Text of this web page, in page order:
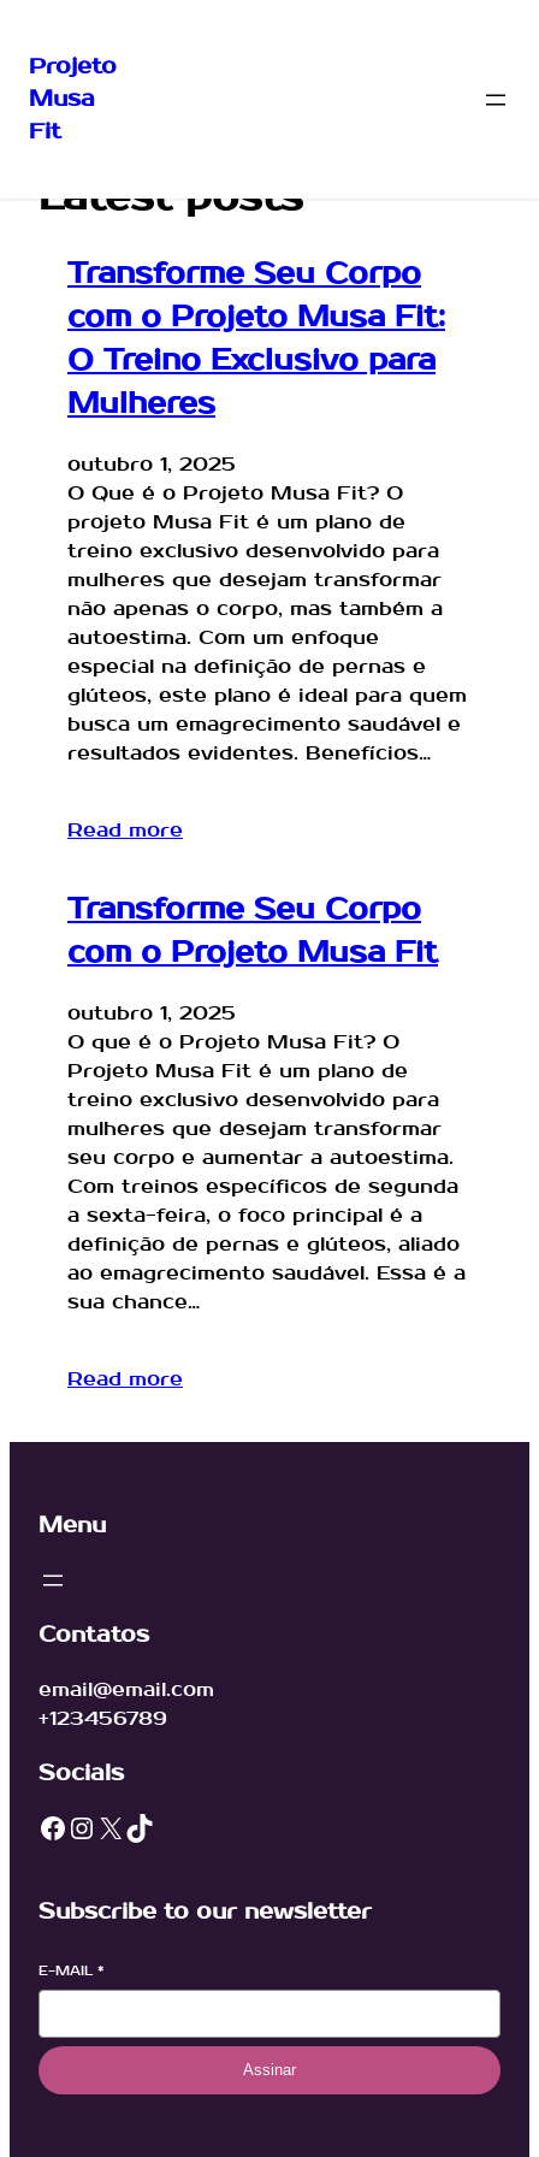
Pular
para
conteúdo
Projeto
Musa
Fit
Latest posts
Transforme Seu Corpo
com o Projeto Musa Fit:
O Treino Exclusivo para
Mulheres
outubro 1, 2025
O Que é o Projeto Musa Fit? O
projeto Musa Fit é um plano de
treino exclusivo desenvolvido para
mulheres que desejam transformar
não apenas o corpo, mas também a
autoestima. Com um enfoque
especial na definição de pernas e
glúteos, este plano é ideal para quem
busca um emagrecimento saudável e
resultados evidentes. Benefícios…
Read more
Transforme Seu Corpo
com o Projeto Musa Fit
outubro 1, 2025
O que é o Projeto Musa Fit? O
Projeto Musa Fit é um plano de
treino exclusivo desenvolvido para
mulheres que desejam transformar
seu corpo e aumentar a autoestima.
Com treinos específicos de segunda
a sexta-feira, o foco principal é a
definição de pernas e glúteos, aliado
ao emagrecimento saudável. Essa é a
sua chance…
Read more
Menu
Contatos
email@email.com
+123456789
Socials
Facebook InstagramX TikTok
Subscribe to our newsletter
E-MAIL *
Assinar